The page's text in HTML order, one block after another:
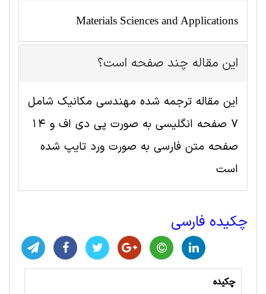
Materials Sciences and Applications
این مقاله چند صفحه است؟
این مقاله ترجمه شده مهندسی مکانیک شامل
7 صفحه انگلیسی به صورت پی دی اف و 14
صفحه متن فارسی به صورت ورد تایپ شده
است
چکیده فارسی
چکیده